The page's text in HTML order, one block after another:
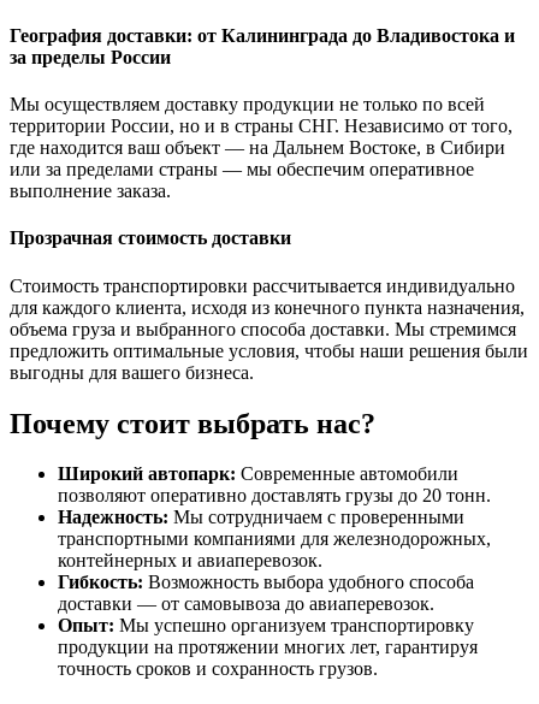
География доставки: от Калининграда до Владивостока и
за пределы России
Мы осуществляем доставку продукции не только по всей
территории России, но и в страны СНГ. Независимо от того,
где находится ваш объект — на Дальнем Востоке, в Сибири
или за пределами страны — мы обеспечим оперативное
выполнение заказа.
Прозрачная стоимость доставки
Стоимость транспортировки рассчитывается индивидуально
для каждого клиента, исходя из конечного пункта назначения,
объема груза и выбранного способа доставки. Мы стремимся
предложить оптимальные условия, чтобы наши решения были
выгодны для вашего бизнеса.
Почему стоит выбрать нас?
Широкий автопарк: Современные автомобили
позволяют оперативно доставлять грузы до 20 тонн.
Надежность: Мы сотрудничаем с проверенными
транспортными компаниями для железнодорожных,
контейнерных и авиаперевозок.
Гибкость: Возможность выбора удобного способа
доставки — от самовывоза до авиаперевозок.
Опыт: Мы успешно организуем транспортировку
продукции на протяжении многих лет, гарантируя
точность сроков и сохранность грузов.